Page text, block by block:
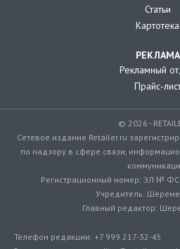
Статьи
Картотека
РЕКЛАМА
Рекламный
Прайс-
© 2026 -
Сетевое издание Retailer.ru
по надзору в сфере связи,
Регистрационный номер: ЭЛ № ФС
Учредитель:
Главный редактор:
Телефон редакции: +7 999 217-32-45